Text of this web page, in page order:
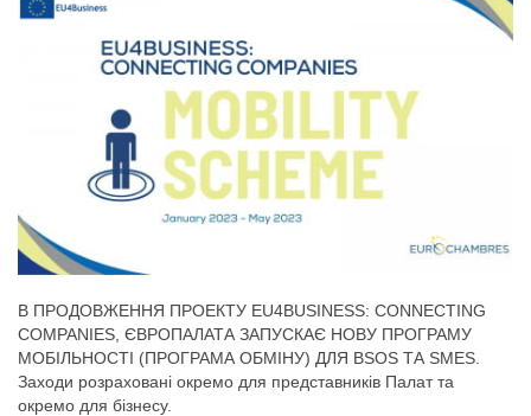
В ПРОДОВЖЕННЯ ПРОЕКТУ EU4BUSINESS: CONNECTING
COMPANIES, ЄВРОПАЛАТА ЗАПУСКАЄ НОВУ ПРОГРАМУ
МОБІЛЬНОСТІ (ПРОГРАМА ОБМІНУ) ДЛЯ BSOS ТА SMES.
Заходи розраховані окремо для представників Палат та
окремо для бізнесу.